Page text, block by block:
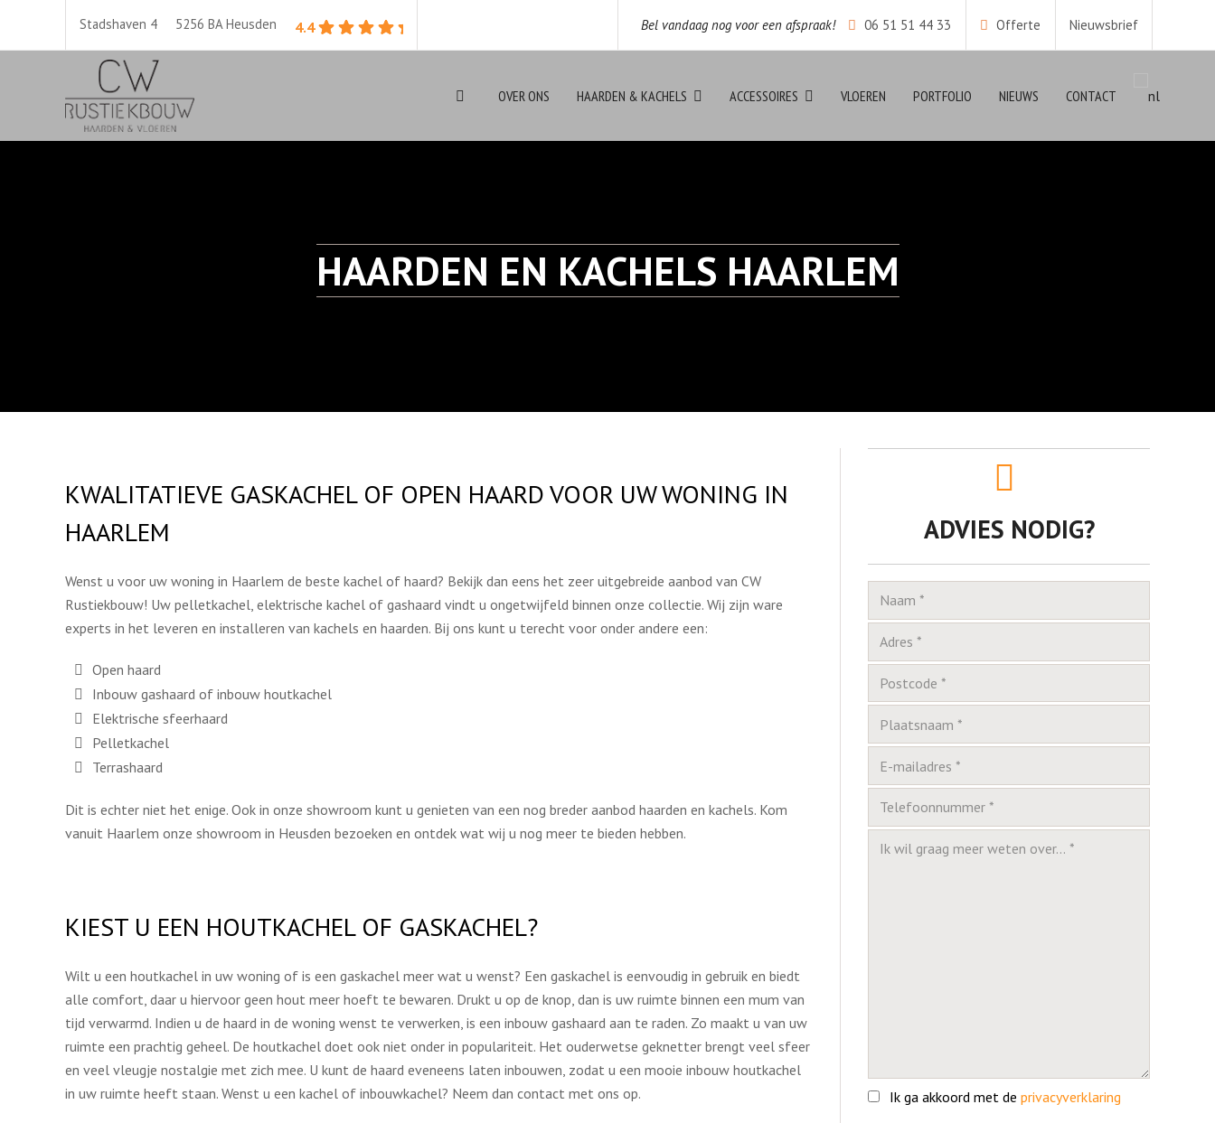
Stadshaven 4 5256 BA Heusden 4.4 Bel vandaag nog voor een afspraak! 06 51 51 44 33 Offerte Nieuwsbrief
OVER ONS HAARDEN & KACHELS ACCESSOIRES VLOEREN PORTFOLIO NIEUWS CONTACT
HAARDEN EN KACHELS HAARLEM
KWALITATIEVE GASKACHEL OF OPEN HAARD VOOR UW WONING IN
HAARLEM
Wenst u voor uw woning in Haarlem de beste kachel of haard? Bekijk dan eens het zeer uitgebreide aanbod van CW
Rustiekbouw! Uw pelletkachel, elektrische kachel of gashaard vindt u ongetwijfeld binnen onze collectie. Wij zijn ware
experts in het leveren en installeren van kachels en haarden. Bij ons kunt u terecht voor onder andere een:
Open haard
Inbouw gashaard of inbouw houtkachel
Elektrische sfeerhaard
Pelletkachel
Terrashaard
Dit is echter niet het enige. Ook in onze showroom kunt u genieten van een nog breder aanbod haarden en kachels. Kom
vanuit Haarlem onze showroom in Heusden bezoeken en ontdek wat wij u nog meer te bieden hebben.
KIEST U EEN HOUTKACHEL OF GASKACHEL?
Wilt u een houtkachel in uw woning of is een gaskachel meer wat u wenst? Een gaskachel is eenvoudig in gebruik en biedt
alle comfort, daar u hiervoor geen hout meer hoeft te bewaren. Drukt u op de knop, dan is uw ruimte binnen een mum van
tijd verwarmd. Indien u de haard in de woning wenst te verwerken, is een inbouw gashaard aan te raden. Zo maakt u van uw
ruimte een prachtig geheel. De houtkachel doet ook niet onder in populariteit. Het ouderwetse geknetter brengt veel sfeer
en veel vleugje nostalgie met zich mee. U kunt de haard eveneens laten inbouwen, zodat u een mooie inbouw houtkachel
in uw ruimte heeft staan. Wenst u een kachel of inbouwkachel? Neem dan contact met ons op.
ADVIES NODIG?
Ik ga akkoord met de privacyverklaring